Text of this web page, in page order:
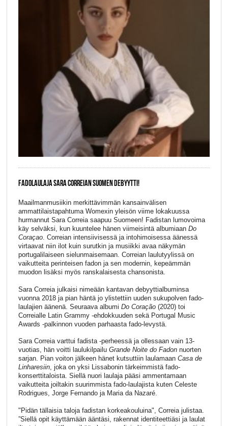
FADOLAULAJA SARA CORREIAN SUOMEN DEBYYTTI!
Maailmanmusiikin merkittävimmän kansainvälisen
ammattilaistapahtuma Womexin yleisön viime lokakuussa
hurmannut Sara Correia saapuu Suomeen! Fadistan lumovoima
käy selväksi, kun kuuntelee hänen viimeisintä albumiaan Do
Coraçao. Correian intensiivisessä ja intohimoisessa äänessä
virtaavat niin ilot kuin surutkin ja musiikki avaa näkymän
portugalilaiseen sielunmaisemaan. Correian laulutyylissä on
vaikutteita perinteisen fadon ja sen modernin, kepeämmän
muodon lisäksi myös ranskalaisesta chansonista.
Sara Correia julkaisi nimeään kantavan debyyttialbuminsa
vuonna 2018 ja pian häntä jo ylistettiin uuden sukupolven fado-
laulajien äänenä. Seuraava albumi Do Coração(2020) toi
Correialle Latin Grammy -ehdokkuuden sekä Portugal Music
Awards -palkinnon vuoden parhaasta fado-levystä.
Sara Correia varttui fadista -perheessä ja ollessaan vain 13-
vuotias, hän voitti laulukilpailu Grande Noite do Fadonnuorten
sarjan. Pian voiton jälkeen hänet kutsuttiin laulamaan Casa de
Linharesiin, joka on yksi Lissabonin tärkeimmistä fado-
konserttitaloista. Siellä nuori laulaja pääsi ammentamaan
vaikutteita joiltakin suurimmista fado-laulajista kuten Celeste
Rodrigues, Jorge Fernando ja Maria da Nazaré.
"Pidän tällaisia taloja fadistan korkeakouluina", Correia julistaa.
”Siellä opit käyttämään ääntäsi, rakennat identiteettiäsi ja laulat